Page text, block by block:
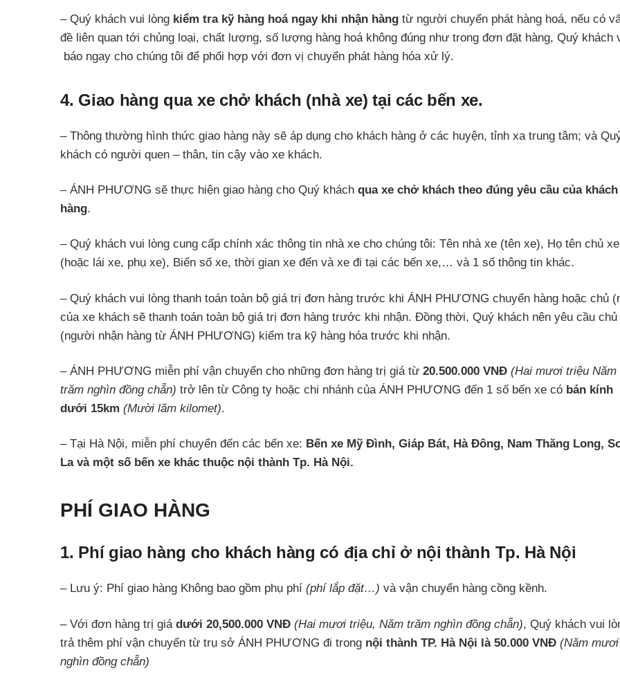
– Quý khách vui lòng kiểm tra kỹ hàng hoá ngay khi nhận hàng từ người chuyển phát hàng hoá, nếu có
đề liên quan tới chủng loại, chất lượng, số lượng hàng hoá không đúng như trong đơn đặt hàng, Quý khách
báo ngay cho chúng tôi để phối hợp với đơn vị chuyển phát hàng hóa xử lý.
4. Giao hàng qua xe chở khách (nhà xe) tại các bến xe.
– Thông thường hình thức giao hàng này sẽ áp dụng cho khách hàng ở các huyện, tỉnh xa trung tâm; và
khách có người quen – thân, tin cậy vào xe khách.
– ÁNH PHƯƠNG sẽ thực hiện giao hàng cho Quý khách qua xe chở khách theo đúng yêu cầu của khách
hàng.
– Quý khách vui lòng cung cấp chính xác thông tin nhà xe cho chúng tôi: Tên nhà xe (tên xe), Họ tên chủ xe
(hoặc lái xe, phụ xe), Biển số xe, thời gian xe đến và xe đi tại các bến xe,… và 1 số thông tin khác.
– Quý khách vui lòng thanh toán toàn bộ giá trị đơn hàng trước khi ÁNH PHƯƠNG chuyển hàng hoặc chủ
của xe khách sẽ thanh toán toàn bộ giá trị đơn hàng trước khi nhận. Đồng thời, Quý khách nên yêu cầu chủ
(người nhận hàng từ ÁNH PHƯƠNG) kiểm tra kỹ hàng hóa trước khi nhận.
– ÁNH PHƯƠNG miễn phí vận chuyển cho những đơn hàng trị giá từ 20.500.000 VNĐ (Hai mươi triệu Năm
trăm nghìn đồng chẵn) trở lên từ Công ty hoặc chi nhánh của ÁNH PHƯƠNG đến 1 số bến xe có bán kính
dưới 15km (Mười lăm kilomet).
– Tại Hà Nội, miễn phí chuyển đến các bến xe: Bến xe Mỹ Đình, Giáp Bát, Hà Đông, Nam Thăng Long,
La và một số bến xe khác thuộc nội thành Tp. Hà Nội.
PHÍ GIAO HÀNG
1. Phí giao hàng cho khách hàng có địa chỉ ở nội thành Tp. Hà Nội
– Lưu ý: Phí giao hàng Không bao gồm phụ phí (phí lắp đặt…) và vận chuyển hàng cồng kềnh.
– Với đơn hàng trị giá dưới 20,500.000 VNĐ (Hai mươi triệu, Năm trăm nghìn đồng chẵn), Quý khách vui
trả thêm phí vận chuyển từ trụ sở ÁNH PHƯƠNG đi trong nội thành TP. Hà Nội là 50.000 VNĐ (Năm mươi
nghìn đồng chẵn)